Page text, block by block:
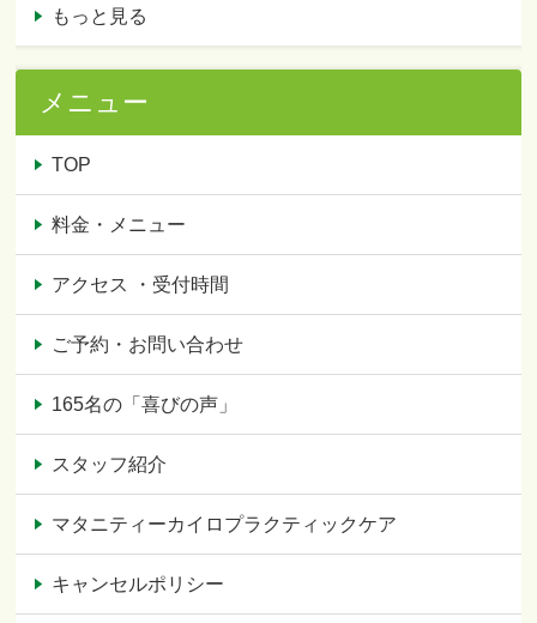
もっと見る
メニュー
TOP
料金・メニュー
アクセス ・受付時間
ご予約・お問い合わせ
165名の「喜びの声」
スタッフ紹介
マタニティーカイロプラクティックケア
キャンセルポリシー